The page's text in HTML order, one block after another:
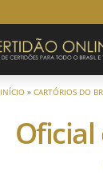
INÍCIO» CARTÓRIOS DO